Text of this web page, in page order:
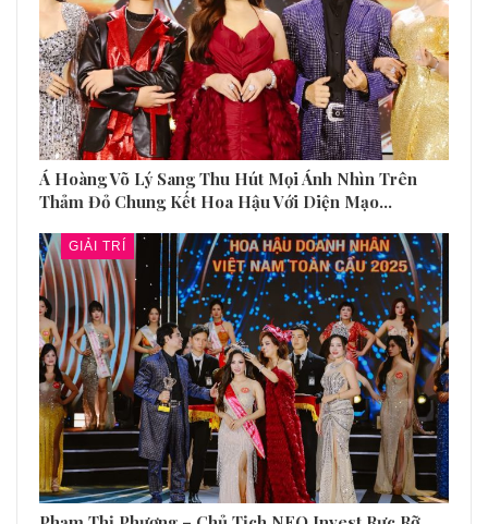
Á Hoàng Võ Lý Sang Thu Hút Mọi Ánh Nhìn Trên
Thảm Đỏ Chung Kết Hoa Hậu Với Diện Mạo…
GIẢI TRÍ